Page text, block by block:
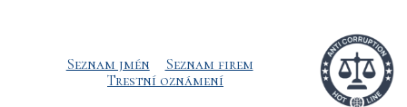
Seznam jmén
Seznam firem
Trestní oznámení